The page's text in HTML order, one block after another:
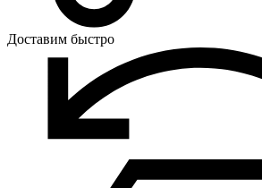
Доставим быстро